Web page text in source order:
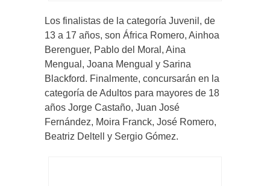
Los finalistas de la categoría Juvenil, de
13 a 17 años, son África Romero, Ainhoa
Berenguer, Pablo del Moral, Aina
Mengual, Joana Mengual y Sarina
Blackford. Finalmente, concursarán en la
categoría de Adultos para mayores de 18
años Jorge Castaño, Juan José
Fernández, Moira Franck, José Romero,
Beatriz Deltell y Sergio Gómez.